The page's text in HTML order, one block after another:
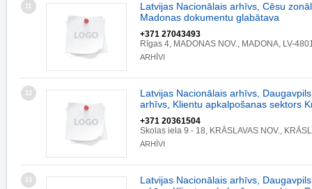
11
Latvijas Nacionālais arhīvs, Cēsu
Madonas dokumentu glabātava
+371 27043493
Rīgas 4, MADONAS NOV., MADONA, LV-
ARHĪVI
12
Latvijas Nacionālais arhīvs,
arhīvs, Klientu apkalpošanas sektors
+371 20361504
Skolas iela 9 - 18, KRĀSLAVAS NOV.,
ARHĪVI
13
Latvijas Nacionālais arhīvs,